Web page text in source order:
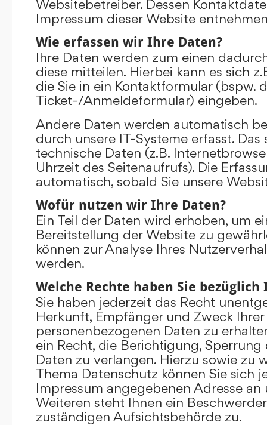
Websitebetreiber. Dessen
Impressum dieser Website
Wie erfassen wir Ihre Daten?
Ihre Daten werden zum einen
diese mitteilen. Hierbei kann es sich
die Sie in ein Kontaktformular (bspw.
Ticket-/Anmeldeformular) eingeben.
Andere Daten werden automatisch
durch unsere IT-Systeme erfasst. Das
technische Daten (z.B.
Uhrzeit des Seitenaufrufs). Die
automatisch, sobald Sie unsere
Wofür nutzen wir Ihre Daten?
Ein Teil der Daten wird erhoben, um
Bereitstellung der Website zu
können zur Analyse Ihres
werden.
Welche Rechte haben Sie bezüglich
Sie haben jederzeit das Recht
Herkunft, Empfänger und Zweck
personenbezogenen Daten zu
ein Recht, die Berichtigung,
Daten zu verlangen. Hierzu sowie zu
Thema Datenschutz können Sie sich
Impressum angegebenen Adresse an
Weiteren steht Ihnen ein
zuständigen Aufsichtsbehörde zu.